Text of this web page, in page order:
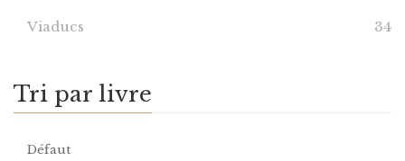
Viaducs 34
Tri par livre
Défaut